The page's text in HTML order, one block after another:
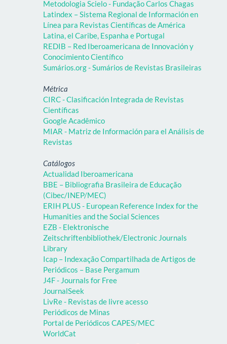
Metodologia Scielo - Fundação Carlos Chagas
Latindex – Sistema Regional de Información en
Línea para Revistas Científicas de América
Latina, el Caribe, Espanha e Portugal
REDIB – Red Iberoamericana de Innovación y
Conocimiento Científico
Sumários.org - Sumários de Revistas Brasileiras
Métrica
CIRC - Clasificación Integrada de Revistas
Científicas
Google Acadêmico
MIAR - Matriz de Información para el Análisis de
Revistas
Catálogos
Actualidad Iberoamericana
BBE – Bibliografia Brasileira de Educação
(Cibec/INEP/MEC)
ERIH PLUS - European Reference Index for the
Humanities and the Social Sciences
EZB - Elektronische
Zeitschriftenbibliothek/Electronic Journals
Library
Icap – Indexação Compartilhada de Artigos de
Periódicos – Base Pergamum
J4F - Journals for Free
JournalSeek
LivRe - Revistas de livre acesso
Periódicos de Minas
Portal de Periódicos CAPES/MEC
WorldCat